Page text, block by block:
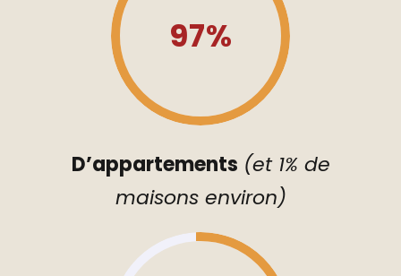
97%
D’appartements (et 1% de
maisons environ)